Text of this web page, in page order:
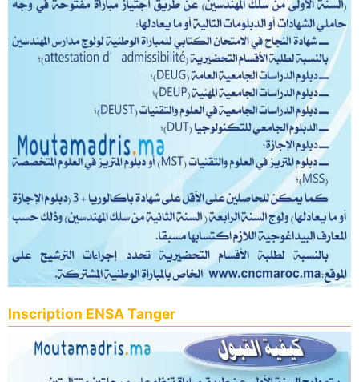
Inscription ENSA Tanger